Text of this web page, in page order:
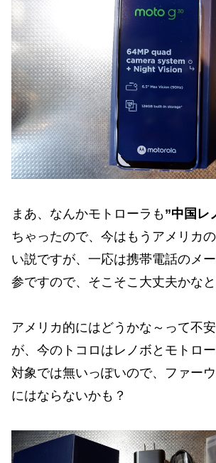
まあ、なんかモトローラも”中国レ
ちゃったので、今はもうアメリカ
い説ですが、一応は携帯電話のメ
参ですので、そこそこ大丈夫かなと
アメリカ的にはどうかな～って不
が、今のトコロはレノボとモトロ
対象では無いっぽいので、ファー
にはならないかも？